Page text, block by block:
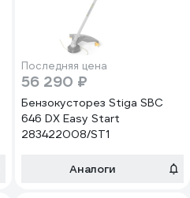
Последняя цена
56 290 ₽
Бензокусторез Stiga SBC
646 DX Easy Start
283422008/ST1
Аналоги